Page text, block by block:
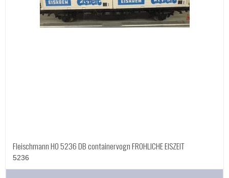
Fleischmann HO 5236 DB containervogn FROHLICHE EISZEIT
5236